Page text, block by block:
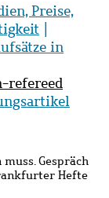
Preise,
in
refereed
Gespräch
Hefte